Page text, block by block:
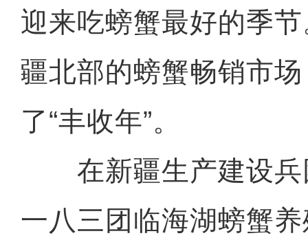
迎来吃螃蟹最好的季
疆北部的螃蟹畅销市
了“丰收年”。
在新疆生产建设兵
一八三团临海湖螃蟹